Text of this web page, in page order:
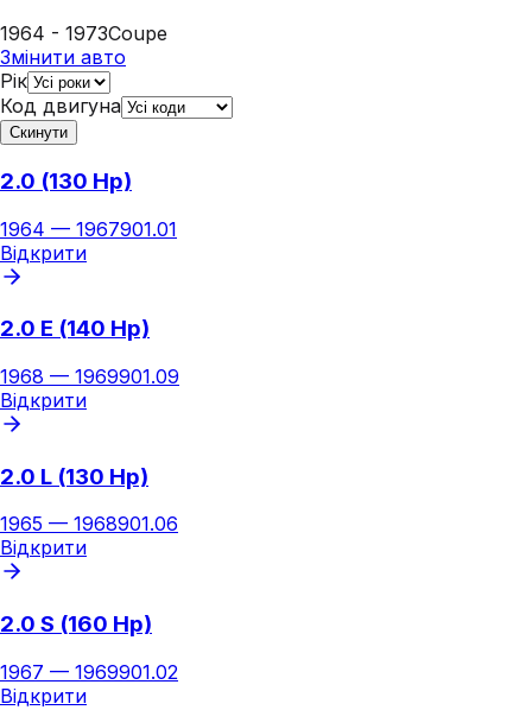
1964 - 1973Coupe
Змінити авто
Рік
Код двигуна
Скинути
2.0 (130 Hp)
1964 — 1967901.01
Відкрити
2.0 E (140 Hp)
1968 — 1969901.09
Відкрити
2.0 L (130 Hp)
1965 — 1968901.06
Відкрити
2.0 S (160 Hp)
1967 — 1969901.02
Відкрити